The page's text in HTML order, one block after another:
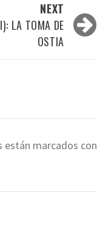
NEXT
LA TOMA DE
OSTIA
marcados con